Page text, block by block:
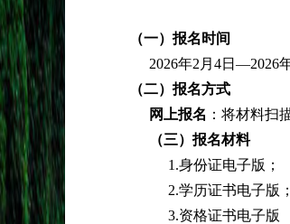
（一）报名时间
2026年2月4日—2026
（二）报名方式
网上报名 ：将材料扫
（三）报名材料
1.身份证电子版；
2.学历证书电子版；
3.资格证书电子版